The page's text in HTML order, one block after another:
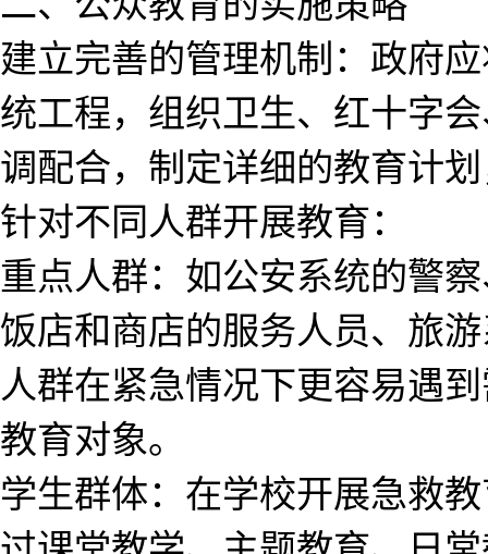
建立完善的管理机制：政府
统工程，组织卫生、红十字
调配合，制定详细的教育计
针对不同人群开展教育：
重点人群：如公安系统的警
饭店和商店的服务人员、旅
人群在紧急情况下更容易遇
教育对象。
学生群体：在学校开展急救